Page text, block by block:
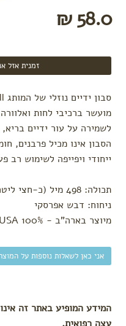
58.0 ₪
זמנית אזל
מועשר ברכיבי לחות
לשמירה על עור ידיים בריא,
ייחודי ויפייפה לשימוש רב
תכולה: 498 מיל (כ-חצי ליטר)
ניחוח: דבש אפרסקי
מיוצר בארה"ב - 100% Made in USA
אני כאן לשאלות נוספות על
המידע המופיע באתר זה